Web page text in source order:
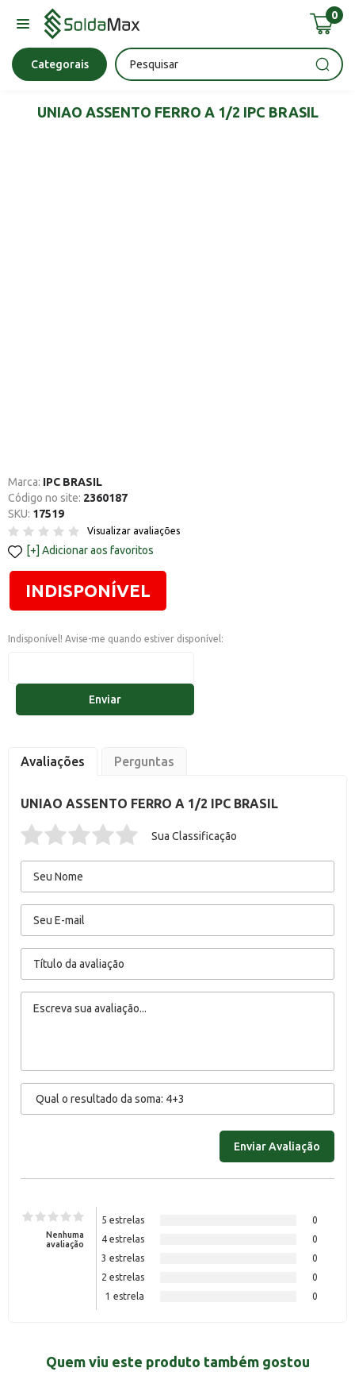
0
Categorais
Bateria Chave Impacto Esmerilhadeira
UNIAO ASSENTO FERRO A 1/2 IPC BRASIL
Marca: IPC BRASIL
Código no site: 2360187
SKU: 17519
Visualizar avaliações
Adicionar aos favoritos
INDISPONÍVEL
Indisponível! Avise-me quando estiver disponível:
Enviar
Avaliações Perguntas
UNIAO ASSENTO FERRO A 1/2 IPC BRASIL
Sua Classificação
Nenhuma
avaliação
5 estrelas
0
4 estrelas
0
3 estrelas
0
2 estrelas
0
1 estrela
0
Quem viu este produto também gostou